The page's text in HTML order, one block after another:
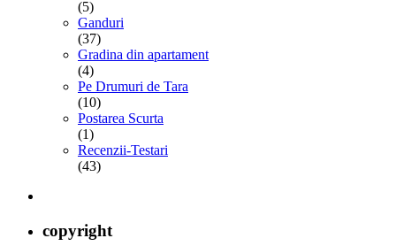
(5)
Ganduri
(37)
Gradina din apartament
(4)
Pe Drumuri de Tara
(10)
Postarea Scurta
(1)
Recenzii-Testari
(43)
copyright